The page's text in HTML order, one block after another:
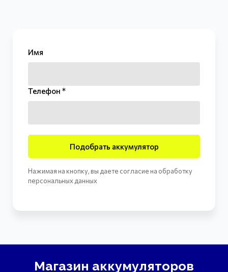
Имя
Телефон *
Подобрать аккумулятор
Нажимая на кнопку, вы даете согласие на обработку
персональных данных
Магазин аккумуляторов